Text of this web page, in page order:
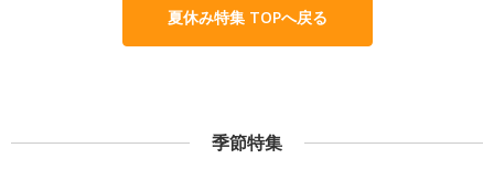
夏休み特集 TOPへ戻る
季節特集